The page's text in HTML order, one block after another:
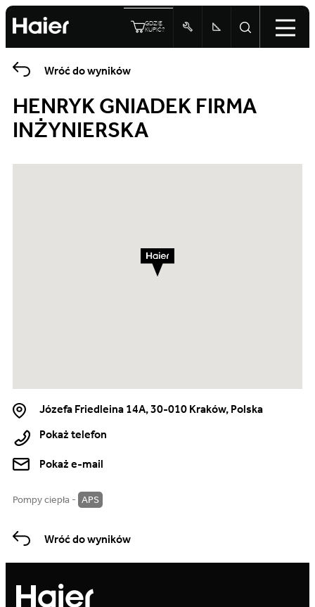
GDZIE
KUPIĆ?
Wróć do wyników
HENRYK GNIADEK FIRMA
INŻYNIERSKA
Józefa Friedleina 14A, 30-010 Kraków, Polska
Pokaż telefon
Pokaż e-mail
Pompy ciepła - APS
Wróć do wyników